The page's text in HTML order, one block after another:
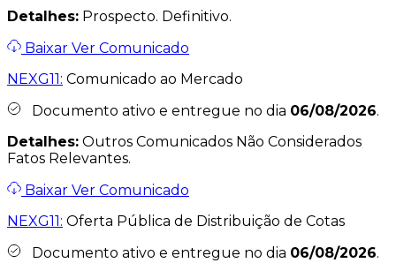
Detalhes: Prospecto. Definitivo.
Baixar Ver Comunicado
NEXG11: Comunicado ao Mercado
Documento ativo e entregue no dia 06/08/2026.
Detalhes: Outros Comunicados Não Considerados
Fatos Relevantes.
Baixar Ver Comunicado
NEXG11: Oferta Pública de Distribuição de Cotas
Documento ativo e entregue no dia 06/08/2026.